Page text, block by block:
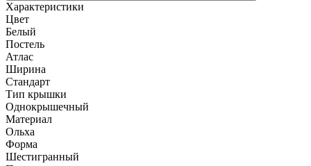
Характеристики
Цвет
Белый
Постель
Атлас
Ширина
Стандарт
Тип крышки
Однокрышечный
Материал
Ольха
Форма
Шестигранный